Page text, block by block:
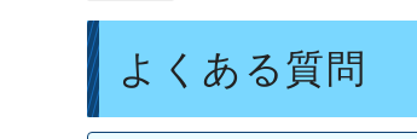
よくある質問